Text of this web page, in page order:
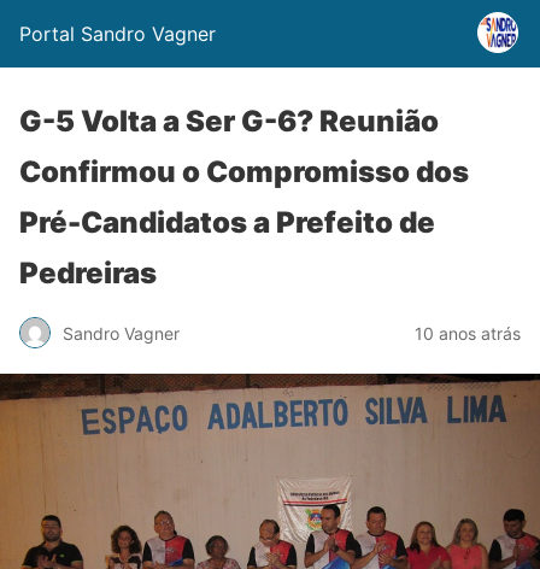
Portal Sandro Vagner
G-5 Volta a Ser G-6? Reunião
Confirmou o Compromisso dos
Pré-Candidatos a Prefeito de
Pedreiras
Sandro Vagner 10 anos atrás